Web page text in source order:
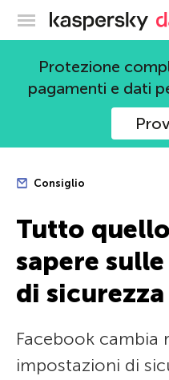
Protezione
pagamenti e dati
Consiglio
Tutto quello
sapere
di
Facebook cambia
impostazioni di